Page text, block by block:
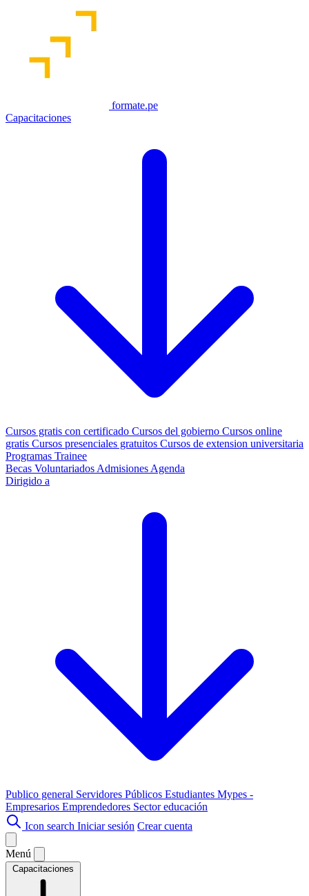
formate.pe
Capacitaciones
Cursos gratis con certificado Cursos del gobierno Cursos online
gratis Cursos presenciales gratuitos Cursos de extension universitaria
Programas Trainee
Becas Voluntariados Admisiones Agenda
Dirigido a
Publico general Servidores Públicos Estudiantes Mypes -
Empresarios Emprendedores Sector educación
Icon search Iniciar sesión Crear cuenta
Menú
Capacitaciones